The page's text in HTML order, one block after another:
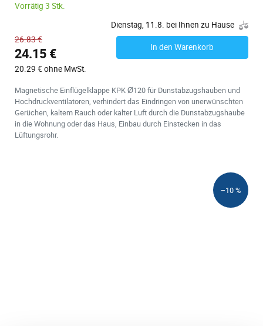
Vorrätig 3 Stk.
Dienstag, 11.8. bei Ihnen zu Hause
26.83 €
24.15 €
20.29 € ohne MwSt.
In den Warenkorb
Magnetische Einflügelklappe KPK Ø120 für Dunstabzugshauben und
Hochdruckventilatoren, verhindert das Eindringen von unerwünschten
Gerüchen, kaltem Rauch oder kalter Luft durch die Dunstabzugshaube
in die Wohnung oder das Haus, Einbau durch Einstecken in das
Lüftungsrohr.
−10 %